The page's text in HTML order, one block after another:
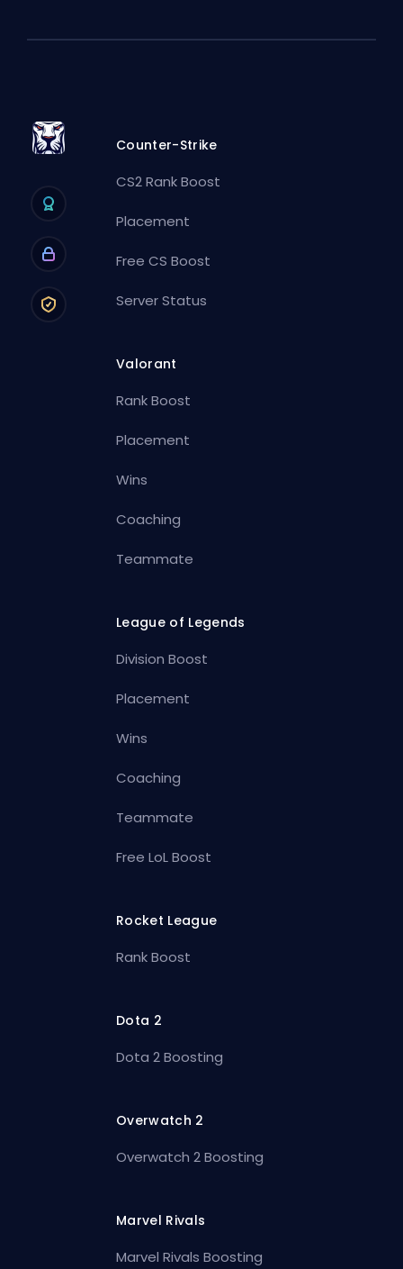
Counter-Strike
CS2 Rank Boost
Placement
Free CS Boost
Server Status
Valorant
Rank Boost
Placement
Wins
Coaching
Teammate
League of Legends
Division Boost
Placement
Wins
Coaching
Teammate
Free LoL Boost
Rocket League
Rank Boost
Dota 2
Dota 2 Boosting
Overwatch 2
Overwatch 2 Boosting
Marvel Rivals
Marvel Rivals Boosting